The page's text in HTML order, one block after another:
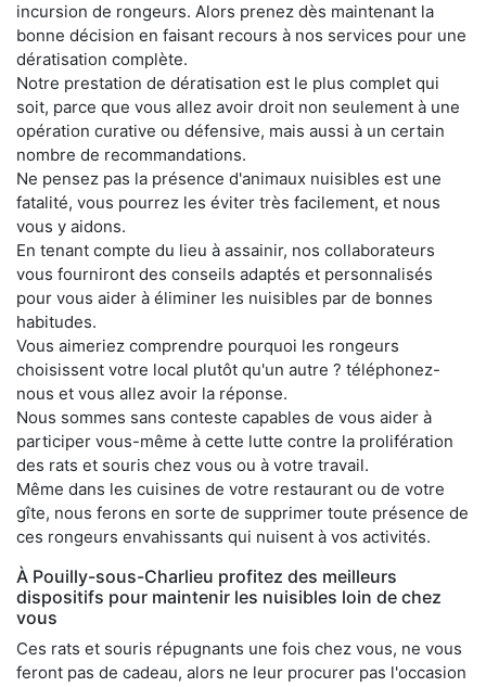
incursion de rongeurs. Alors prenez dès maintenant la
bonne décision en faisant recours à nos services pour une
dératisation complète.
Notre prestation de dératisation est le plus complet qui
soit, parce que vous allez avoir droit non seulement à une
opération curative ou défensive, mais aussi à un certain
nombre de recommandations.
Ne pensez pas la présence d'animaux nuisibles est une
fatalité, vous pourrez les éviter très facilement, et nous
vous y aidons.
En tenant compte du lieu à assainir, nos collaborateurs
vous fourniront des conseils adaptés et personnalisés
pour vous aider à éliminer les nuisibles par de bonnes
habitudes.
Vous aimeriez comprendre pourquoi les rongeurs
choisissent votre local plutôt qu'un autre ? téléphonez-
nous et vous allez avoir la réponse.
Nous sommes sans conteste capables de vous aider à
participer vous-même à cette lutte contre la prolifération
des rats et souris chez vous ou à votre travail.
Même dans les cuisines de votre restaurant ou de votre
gîte, nous ferons en sorte de supprimer toute présence de
ces rongeurs envahissants qui nuisent à vos activités.
À Pouilly-sous-Charlieu profitez des meilleurs
dispositifs pour maintenir les nuisibles loin de chez
vous
Ces rats et souris répugnants une fois chez vous, ne vous
feront pas de cadeau, alors ne leur procurer pas l'occasion